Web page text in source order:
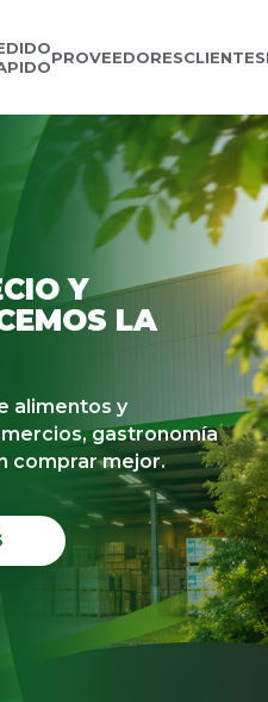
PROVEEDORESCLIENTES
Y
LA
alimentos y
gastronomía
comprar mejor.